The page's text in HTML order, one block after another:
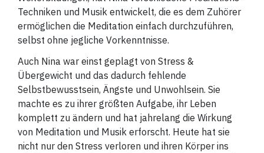
Techniken und Musik entwickelt, die es dem Zuhörer
ermöglichen die Meditation einfach durchzuführen,
selbst ohne jegliche Vorkenntnisse.
Auch Nina war einst geplagt von Stress &
Übergewicht und das dadurch fehlende
Selbstbewusstsein, Ängste und Unwohlsein. Sie
machte es zu ihrer größten Aufgabe, ihr Leben
komplett zu ändern und hat jahrelang die Wirkung
von Meditation und Musik erforscht. Heute hat sie
nicht nur den Stress verloren und ihren Körper ins